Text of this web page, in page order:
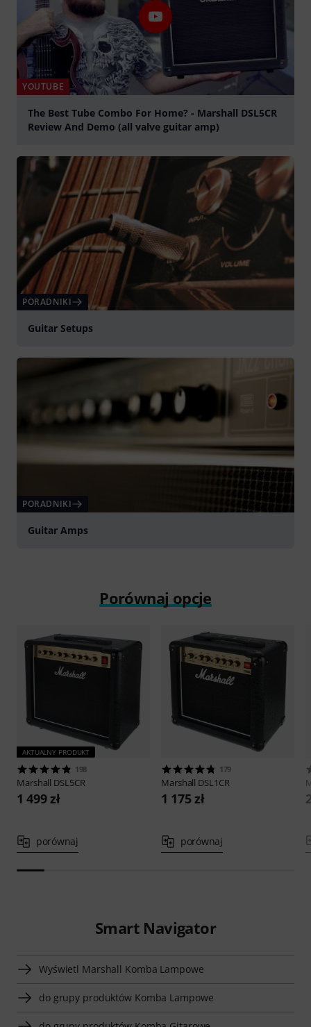
YOUTUBE
The Best Tube Combo For Home? - Marshall DSL5CR
Review And Demo (all valve guitar amp)
PORADNIKI
Guitar Setups
PORADNIKI
Guitar Amps
Porównaj opcje
AKTUALNY PRODUKT
198
Marshall DSL5CR
1 499 zł
porównaj
179
Marshall DSL1CR
1 175 zł
porównaj
Smart Navigator
Wyświetl Marshall Komba Lampowe
do grupy produktów Komba Lampowe